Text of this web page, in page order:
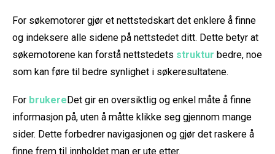
For søkemotorer gjør et nettstedskart det enklere å finne
og indeksere alle sidene på nettstedet ditt. Dette betyr at
søkemotorene kan forstå nettstedets struktur bedre, noe
som kan føre til bedre synlighet i søkeresultatene.
For brukere Det gir en oversiktlig og enkel måte å finne
informasjon på, uten å måtte klikke seg gjennom mange
sider. Dette forbedrer navigasjonen og gjør det raskere å
finne frem til innholdet man er ute etter.